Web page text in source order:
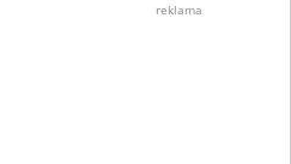
reklama